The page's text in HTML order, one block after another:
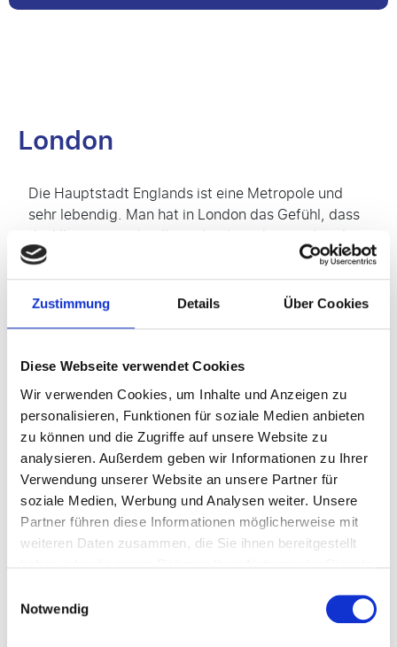
Zustimmung Details Über Cookies
Diese Webseite verwendet Cookies
Wir verwenden Cookies, um Inhalte und Anzeigen zu
personalisieren, Funktionen für soziale Medien anbieten
zu können und die Zugriffe auf unsere Website zu
analysieren. Außerdem geben wir Informationen zu Ihrer
Verwendung unserer Website an unsere Partner für
soziale Medien, Werbung und Analysen weiter. Unsere
Partner führen diese Informationen möglicherweise mit
weiteren Daten zusammen, die Sie ihnen bereitgestellt
Notwendig
London
Die Hauptstadt Englands ist eine Metropole und
sehr lebendig. Man hat in London das Gefühl, dass
die Uhr etwas schneller tickt als anderswo. London
ist aber nicht nur schnell, sondern auch typisch
britisch: konservativ und voller Tradition und alter
Rituale. Genau diese Kombination gibt der Stadt
einen ganz speziellen Charme. Darüber hinaus ist
was es für einen gelungenen Städtetrip braucht.
Unzählige Museen (zu denen man häufig freien
Eintritt hat) und Läden, riesige Parks und natürlich
viele Restaurants mit Kulinarischem aus aller Herren
Länder sowie zahllose „Clubs” und „Pubs”.